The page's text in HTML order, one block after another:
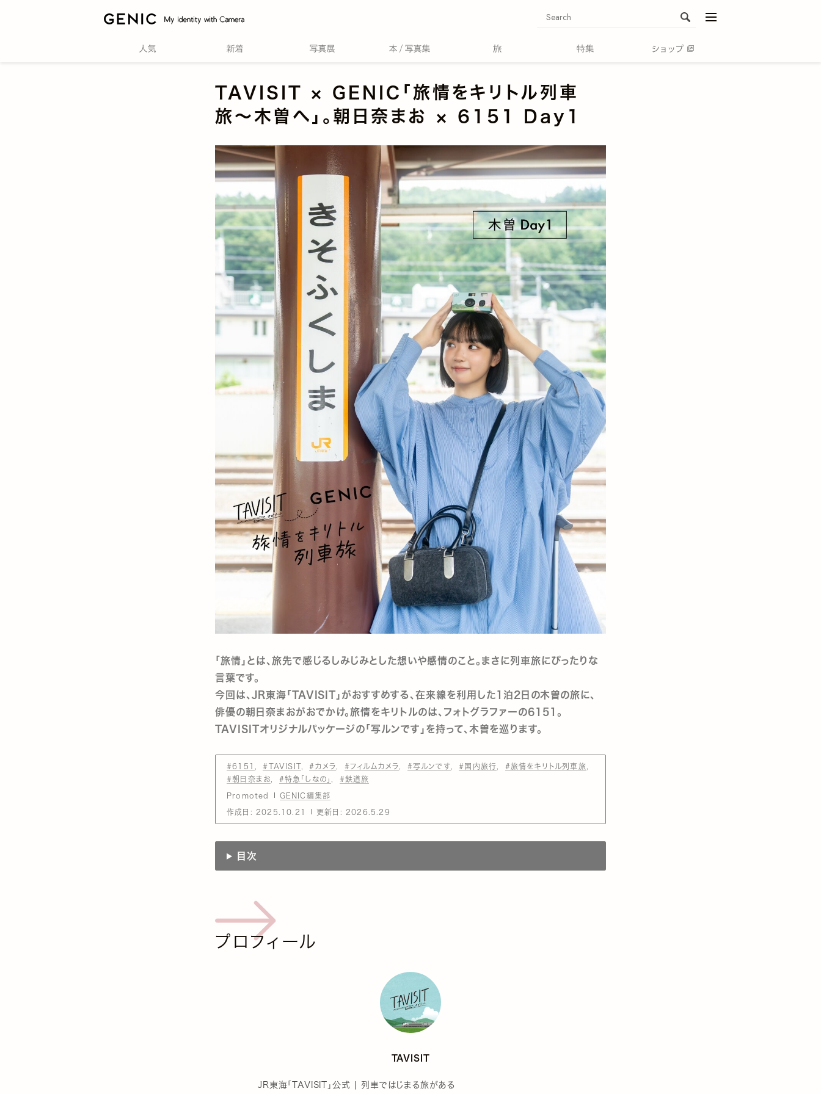
TAVISIT × GENIC「旅情をキリトル列車
旅〜木曽へ」。朝日奈まお × 6151 Day1
「旅情」とは、旅先で感じるしみじみとした想いや感情のこと。まさに列車旅にぴったりな
言葉です。
今回は、JR東海「TAVISIT」がおすすめする、在来線を利用した1泊2日の木曽の旅に、
俳優の朝日奈まおがおでかけ。旅情をキリトルのは、フォトグラファーの6151。
TAVISITオリジナルパッケージの「写ルンです」を持って、木曽を巡ります。
#6151 #TAVISIT #カメラ #フィルムカメラ #写ルンです #国内旅行
#旅情をキリトル列車旅
#朝日奈まお
#特急「しなの」 #鉄道旅
Promoted GENIC編集部
作成日: 2025.10.21 更新日: 2026.5.29
目次
プロフィール
TAVISIT
JR東海「TAVISIT」公式 | 列車ではじまる旅がある